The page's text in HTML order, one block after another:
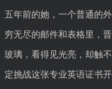
五年前的她，一个普通的
穷无尽的邮件和表格里，
玻璃，看得见光亮，却触
定挑战这张专业英语证书开